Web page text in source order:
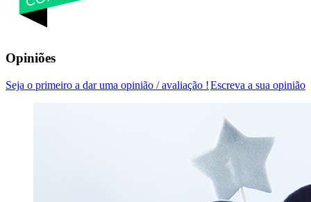
Opiniões
Escreva a sua opinião
Seja o primeiro a dar uma opinião / avaliação !